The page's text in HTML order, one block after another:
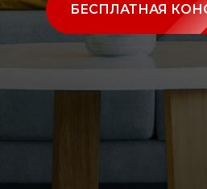
БЕСПЛАТНАЯ